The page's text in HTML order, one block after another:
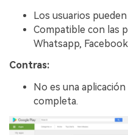
Los usuarios
Compatible con las
Whatsapp,
Contras:
No es una
completa.